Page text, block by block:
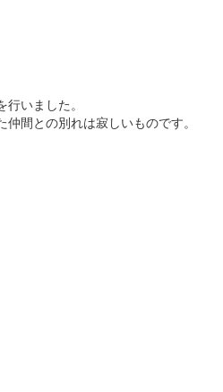
いました。
間との別れは寂しいものです。